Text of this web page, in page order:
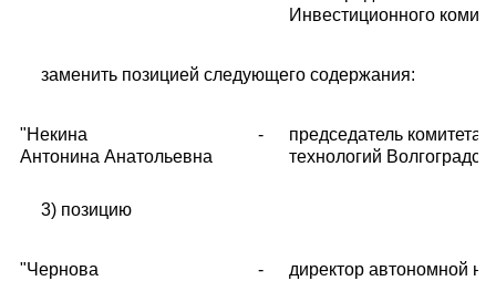
Инвестиционного
заменить позицией следующего содержания:
"Некина
Антонина Анатольевна
-
председатель
технологий
3) позицию
"Чернова
-
директор автономной